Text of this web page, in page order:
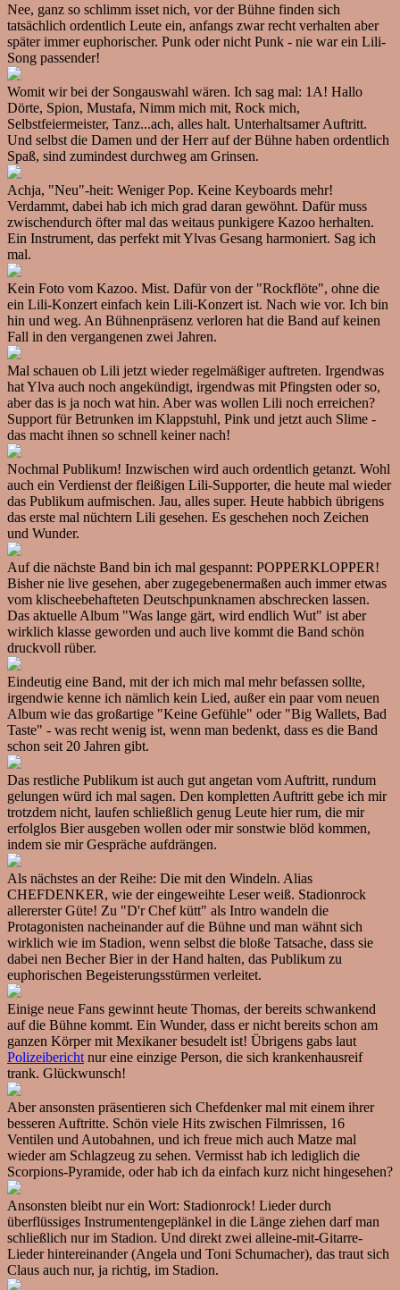
Nee, ganz so schlimm isset nich, vor der Bühne finden sich
tatsächlich ordentlich Leute ein, anfangs zwar recht verhalten aber
später immer euphorischer. Punk oder nicht Punk - nie war ein Lili-
Song passender!
Womit wir bei der Songauswahl wären. Ich sag mal: 1A! Hallo
Dörte, Spion, Mustafa, Nimm mich mit, Rock mich,
Selbstfeiermeister, Tanz...ach, alles halt. Unterhaltsamer Auftritt.
Und selbst die Damen und der Herr auf der Bühne haben ordentlich
Spaß, sind zumindest durchweg am Grinsen.
Achja, "Neu"-heit: Weniger Pop. Keine Keyboards mehr!
Verdammt, dabei hab ich mich grad daran gewöhnt. Dafür muss
zwischendurch öfter mal das weitaus punkigere Kazoo herhalten.
Ein Instrument, das perfekt mit Ylvas Gesang harmoniert. Sag ich
mal.
Kein Foto vom Kazoo. Mist. Dafür von der "Rockflöte", ohne die
ein Lili-Konzert einfach kein Lili-Konzert ist. Nach wie vor. Ich bin
hin und weg. An Bühnenpräsenz verloren hat die Band auf keinen
Fall in den vergangenen zwei Jahren.
Mal schauen ob Lili jetzt wieder regelmäßiger auftreten. Irgendwas
hat Ylva auch noch angekündigt, irgendwas mit Pfingsten oder so,
aber das is ja noch wat hin. Aber was wollen Lili noch erreichen?
Support für Betrunken im Klappstuhl, Pink und jetzt auch Slime -
das macht ihnen so schnell keiner nach!
Nochmal Publikum! Inzwischen wird auch ordentlich getanzt. Wohl
auch ein Verdienst der fleißigen Lili-Supporter, die heute mal wieder
das Publikum aufmischen. Jau, alles super. Heute habbich übrigens
das erste mal nüchtern Lili gesehen. Es geschehen noch Zeichen
und Wunder.
Auf die nächste Band bin ich mal gespannt: POPPERKLOPPER!
Bisher nie live gesehen, aber zugegebenermaßen auch immer etwas
vom klischeebehafteten Deutschpunknamen abschrecken lassen.
Das aktuelle Album "Was lange gärt, wird endlich Wut" ist aber
wirklich klasse geworden und auch live kommt die Band schön
druckvoll rüber.
Eindeutig eine Band, mit der ich mich mal mehr befassen sollte,
irgendwie kenne ich nämlich kein Lied, außer ein paar vom neuen
Album wie das großartige "Keine Gefühle" oder "Big Wallets, Bad
Taste" - was recht wenig ist, wenn man bedenkt, dass es die Band
schon seit 20 Jahren gibt.
Das restliche Publikum ist auch gut angetan vom Auftritt, rundum
gelungen würd ich mal sagen. Den kompletten Auftritt gebe ich mir
trotzdem nicht, laufen schließlich genug Leute hier rum, die mir
erfolglos Bier ausgeben wollen oder mir sonstwie blöd kommen,
indem sie mir Gespräche aufdrängen.
Als nächstes an der Reihe: Die mit den Windeln. Alias
CHEFDENKER, wie der eingeweihte Leser weiß. Stadionrock
allererster Güte! Zu "D'r Chef kütt" als Intro wandeln die
Protagonisten nacheinander auf die Bühne und man wähnt sich
wirklich wie im Stadion, wenn selbst die bloße Tatsache, dass sie
dabei nen Becher Bier in der Hand halten, das Publikum zu
euphorischen Begeisterungsstürmen verleitet.
Einige neue Fans gewinnt heute Thomas, der bereits schwankend
auf die Bühne kommt. Ein Wunder, dass er nicht bereits schon am
ganzen Körper mit Mexikaner besudelt ist! Übrigens gabs laut
Polizeibericht nur eine einzige Person, die sich krankenhausreif
trank. Glückwunsch!
Aber ansonsten präsentieren sich Chefdenker mal mit einem ihrer
besseren Auftritte. Schön viele Hits zwischen Filmrissen, 16
Ventilen und Autobahnen, und ich freue mich auch Matze mal
wieder am Schlagzeug zu sehen. Vermisst hab ich lediglich die
Scorpions-Pyramide, oder hab ich da einfach kurz nicht hingesehen?
Ansonsten bleibt nur ein Wort: Stadionrock! Lieder durch
überflüssiges Instrumentengeplänkel in die Länge ziehen darf man
schließlich nur im Stadion. Und direkt zwei alleine-mit-Gitarre-
Lieder hintereinander (Angela und Toni Schumacher), das traut sich
Claus auch nur, ja richtig, im Stadion.